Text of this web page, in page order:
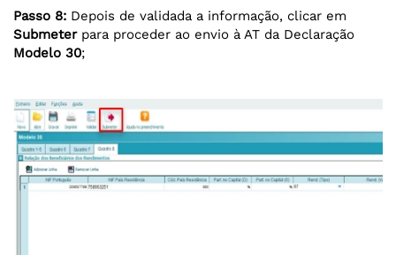
Passo 8: Depois de validada a informação, clicar em
Submeterpara proceder ao envio à AT da Declaração
Modelo 30;